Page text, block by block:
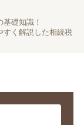
礎知識！
すく解説した相続税